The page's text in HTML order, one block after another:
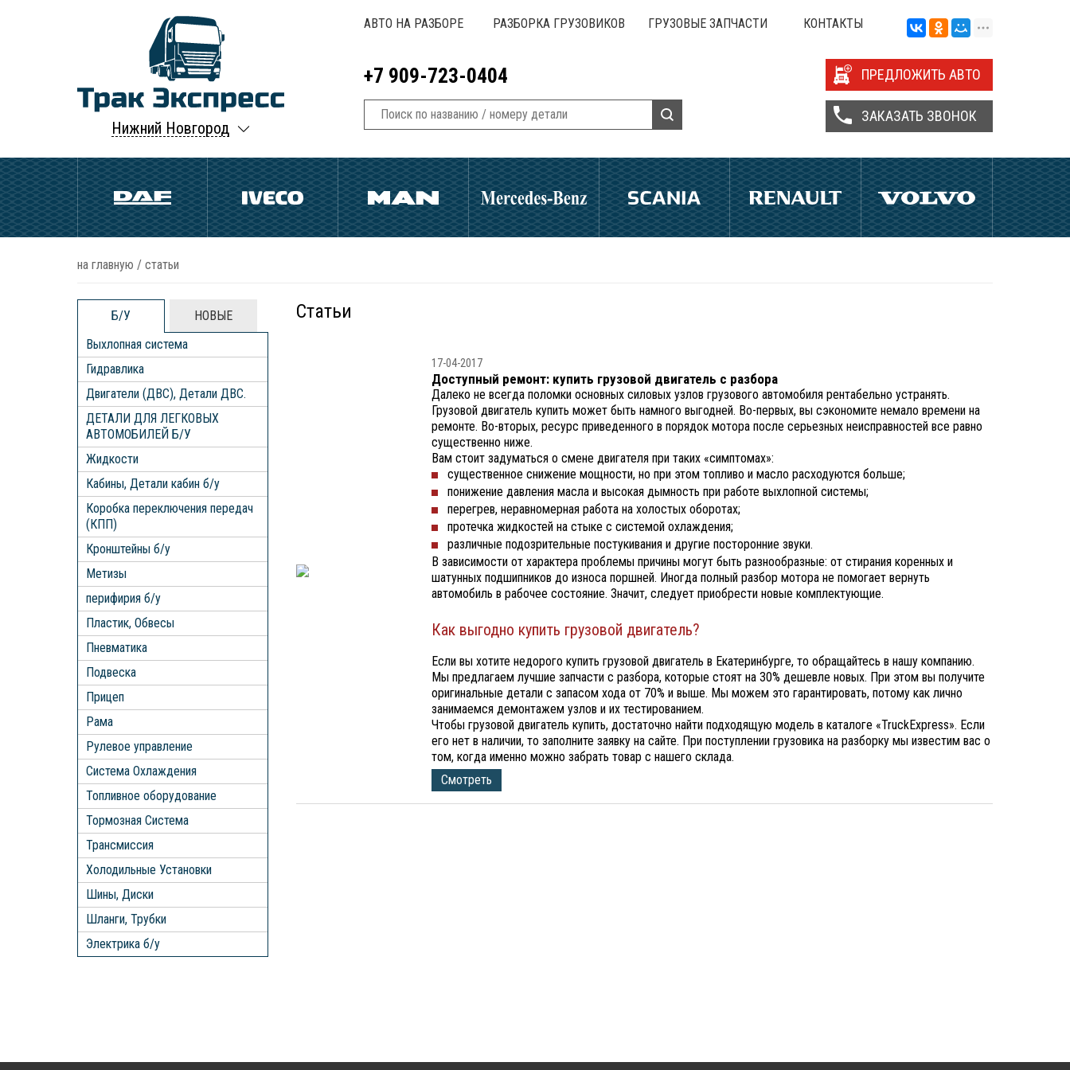
Нижний Новгород
АВТО НА РАЗБОРЕ РАЗБОРКА ГРУЗОВИКОВ ГРУЗОВЫЕ ЗАПЧАСТИ КОНТАКТЫ
+7 909-723-0404 ПРЕДЛОЖИТЬ АВТО
ЗАКАЗАТЬ ЗВОНОК
на главную / статьи
Б/У
НОВЫЕ
Выхлопная система
Гидравлика
Двигатели (ДВС), Детали ДВС.
ДЕТАЛИ ДЛЯ ЛЕГКОВЫХ
АВТОМОБИЛЕЙ Б/У
Жидкости
Кабины, Детали кабин б/у
Коробка переключения передач
(КПП)
Кронштейны б/у
Метизы
перифирия б/у
Пластик, Обвесы
Пневматика
Подвеска
Прицеп
Рама
Рулевое управление
Система Охлаждения
Топливное оборудование
Тормозная Система
Трансмиссия
Холодильные Установки
Шины, Диски
Шланги, Трубки
Электрика б/у
Статьи
17-04-2017
Доступный ремонт: купить грузовой двигатель с разбора
Далеко не всегда поломки основных силовых узлов грузового автомобиля рентабельно устранять.
Грузовой двигатель купить может быть намного выгодней. Во-первых, вы сэкономите немало времени на
ремонте. Во-вторых, ресурс приведенного в порядок мотора после серьезных неисправностей все равно
существенно ниже.
Вам стоит задуматься о смене двигателя при таких «симптомах»:
существенное снижение мощности, но при этом топливо и масло расходуются больше;
понижение давления масла и высокая дымность при работе выхлопной системы;
перегрев, неравномерная работа на холостых оборотах;
протечка жидкостей на стыке с системой охлаждения;
различные подозрительные постукивания и другие посторонние звуки.
В зависимости от характера проблемы причины могут быть разнообразные: от стирания коренных и
шатунных подшипников до износа поршней. Иногда полный разбор мотора не помогает вернуть
автомобиль в рабочее состояние. Значит, следует приобрести новые комплектующие.
Как выгодно купить грузовой двигатель?
Если вы хотите недорого купить грузовой двигатель в Екатеринбурге, то обращайтесь в нашу компанию.
Мы предлагаем лучшие запчасти с разбора, которые стоят на 30% дешевле новых. При этом вы получите
оригинальные детали с запасом хода от 70% и выше. Мы можем это гарантировать, потому как лично
занимаемся демонтажем узлов и их тестированием.
Чтобы грузовой двигатель купить, достаточно найти подходящую модель в каталоге «TruckExpress». Если
его нет в наличии, то заполните заявку на сайте. При поступлении грузовика на разборку мы известим вас о
том, когда именно можно забрать товар с нашего склада.
Смотреть